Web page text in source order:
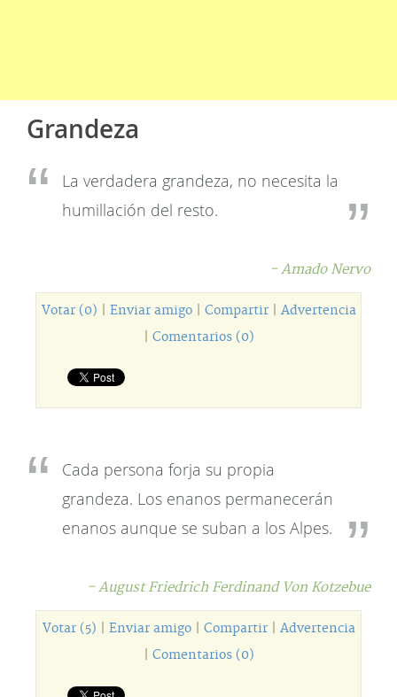
Grandeza
La verdadera grandeza, no necesita la
humillación del resto.
- Amado Nervo
Votar (0) Enviar amigo| Compartir| Advertencia
Comentarios (0)
Cada persona forja su propia
grandeza. Los enanos permanecerán
enanos aunque se suban a los Alpes.
- August Friedrich Ferdinand Von Kotzebue
Votar (5) Enviar amigo| Compartir| Advertencia
Comentarios (0)